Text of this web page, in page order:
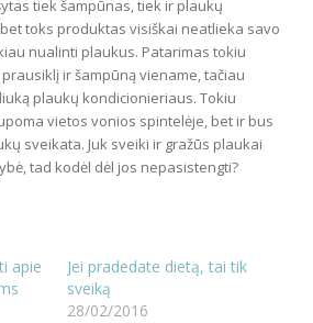
tiek šampūnas, tiek ir plaukų
toks produktas visiškai neatlieka savo
nualinti plaukus. Patarimas tokiu
ir šampūną viename, tačiau
plaukų kondicionieriaus. Tokiu
vietos vonios spintelėje, bet ir bus
sveikata. Juk sveiki ir gražūs plaukai
tad kodėl dėl jos nepasistengti?
apie
Jei pradedate dietą, tai tik
sveiką
28/02/2016